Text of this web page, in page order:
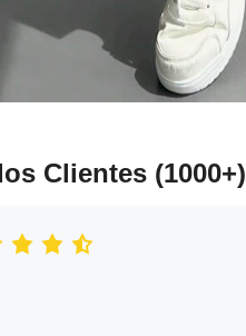
Clientes (1000+)